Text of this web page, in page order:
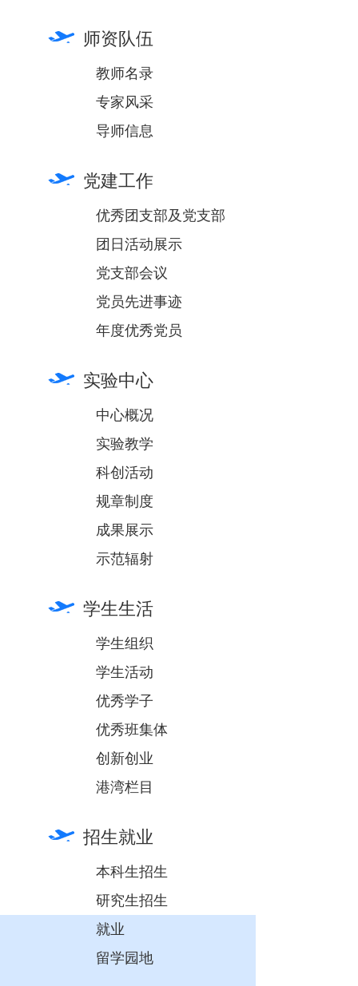
师资队伍
教师名录
专家风采
导师信息
党建工作
优秀团支部及党支部
团日活动展示
党支部会议
党员先进事迹
年度优秀党员
实验中心
中心概况
实验教学
科创活动
规章制度
成果展示
示范辐射
学生生活
学生组织
学生活动
优秀学子
优秀班集体
创新创业
港湾栏目
招生就业
本科生招生
研究生招生
就业
留学园地